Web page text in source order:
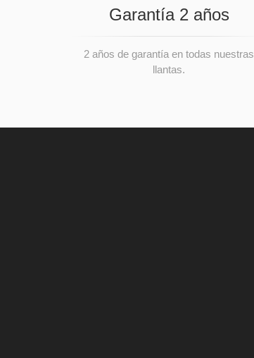
Garantía 2 años
2 años de garantía en todas nuestras
llantas.